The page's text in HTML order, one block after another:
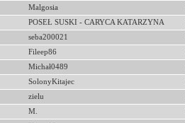
Malgosia
POSEŁ SUSKI - CARYCA KATARZYNA
seba200021
Fileep86
Michał0489
SolonyKitajec
zielu
M.